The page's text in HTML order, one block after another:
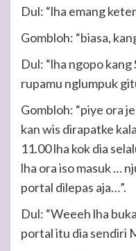
Dul: “lha emang
Gombloh: “biasa,
Dul: “lha ngopo
rupamu nglumpuk
Gombloh: “piye ora
kan wis dirapatke
11.00 lha kok dia
lha ora iso masuk …
portal dilepas aja…”.
Dul: “Weeeh lha
portal itu dia sendiri